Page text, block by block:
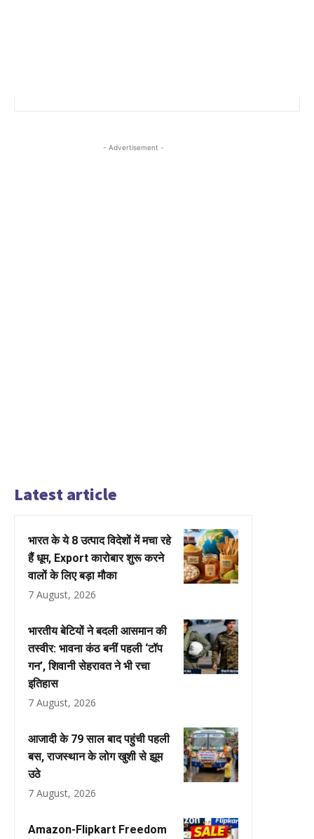
- Advertisement -
Latest article
भारत के ये 8 उत्पाद विदेशों में मचा रहे
हैं धूम, Export कारोबार शुरू करने
वालों के लिए बड़ा मौका
7 August, 2026
भारतीय बेटियों ने बदली आसमान की
तस्वीर: भावना कंठ बनीं पहली ‘टॉप
गन’, शिवानी सेहरावत ने भी रचा
इतिहास
7 August, 2026
आजादी के 79 साल बाद पहुंची पहली
बस, राजस्थान के लोग खुशी से झूम
उठे
7 August, 2026
Amazon-Flipkart Freedom